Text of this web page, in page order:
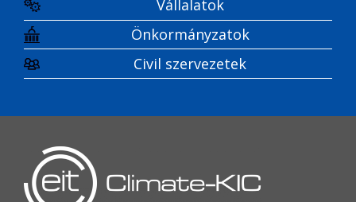
Vállalatok
Önkormányzatok
Civil szervezetek